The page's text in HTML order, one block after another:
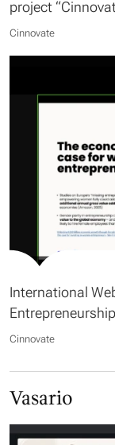
project
Cinnovate
International
Cinnovate
Vasario